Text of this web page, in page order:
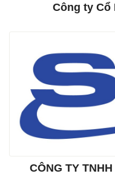
Công ty Cổ
CÔNG TY